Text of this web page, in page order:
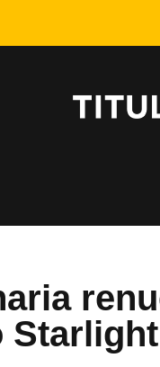
Starlight